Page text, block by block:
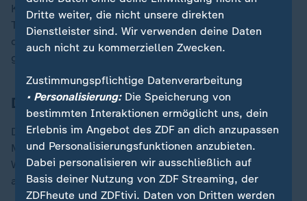
Konzern versucht zwar, über die hauseigene
Telemedizin-Plattform auch selbst am Geschäft mit
den Abnehmspritzen teilzuhaben. Doch der Umsatz
ging zuletzt weiter zurück.
Drei Millionen Mitglieder weltweit
Der Betrieb werde ohne Auswirkungen auf die
Mitglieder fortgesetzt, versicherte das Unternehmen.
WW hat weltweit nach eigenen Angaben derzeit mehr
als drei Millionen Mitglieder.
Dritte weiter, die nicht unsere direkten
Dienstleister sind. Wir verwenden deine Daten
auch nicht zu kommerziellen Zwecken.
Zustimmungspflichtige Datenverarbeitung
• Personalisierung:Die Speicherung von
bestimmten Interaktionen ermöglicht uns, dein
Erlebnis im Angebot des ZDF an dich anzupassen
und Personalisierungsfunktionen anzubieten.
Dabei personalisieren wir ausschließlich auf
Basis deiner Nutzung von ZDF Streaming, der
ZDFheute und ZDFtivi. Daten von Dritten werden